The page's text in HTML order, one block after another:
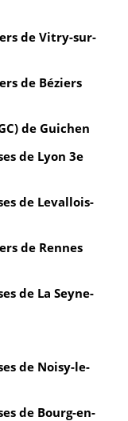
de Vitry-sur-
de Béziers
de Guichen
de Lyon 3e
de Levallois-
de Rennes
de La Seyne-
de Noisy-le-
de Bourg-en-